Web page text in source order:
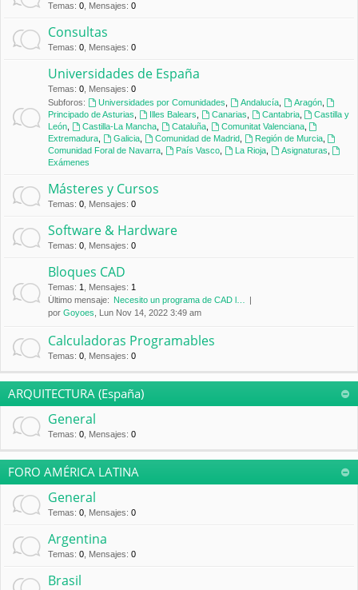
Temas: 0 Mensajes: 0
Consultas
Temas: 0 Mensajes: 0
Universidades de España
Temas: 0 Mensajes: 0
Subforos:
Universidades por Comunidades Andalucía, Aragón,
Principado de Asturias
Illes Balears Canarias Cantabria,
Castilla y
León
Castilla-La Mancha, Cataluña, Comunitat Valenciana,
Extremadura
Galicia, Comunidad de Madrid, Región de Murcia,
Comunidad Foral de Navarra
País Vasco, La Rioja, Asignaturas
Exámenes
Másteres y Cursos
Temas: 0 Mensajes: 0
Software & Hardware
Temas: 0 Mensajes: 0
Bloques CAD
Temas: 1 Mensajes: 1
Último mensaje: Necesito un programa de CAD l…
por Goyoes , Lun Nov 14, 2022 3:49 am
Calculadoras Programables
Temas: 0 Mensajes: 0
ARQUITECTURA (España)
General
Temas: 0 Mensajes: 0
FORO AMÉRICA LATINA
General
Temas: 0 Mensajes: 0
Argentina
Temas: 0 Mensajes: 0
Brasil